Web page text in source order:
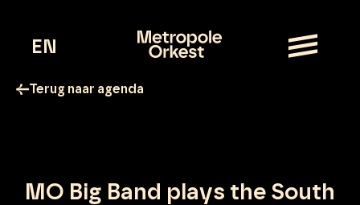
EN
Terug naar agenda
MO Big Band plays the South